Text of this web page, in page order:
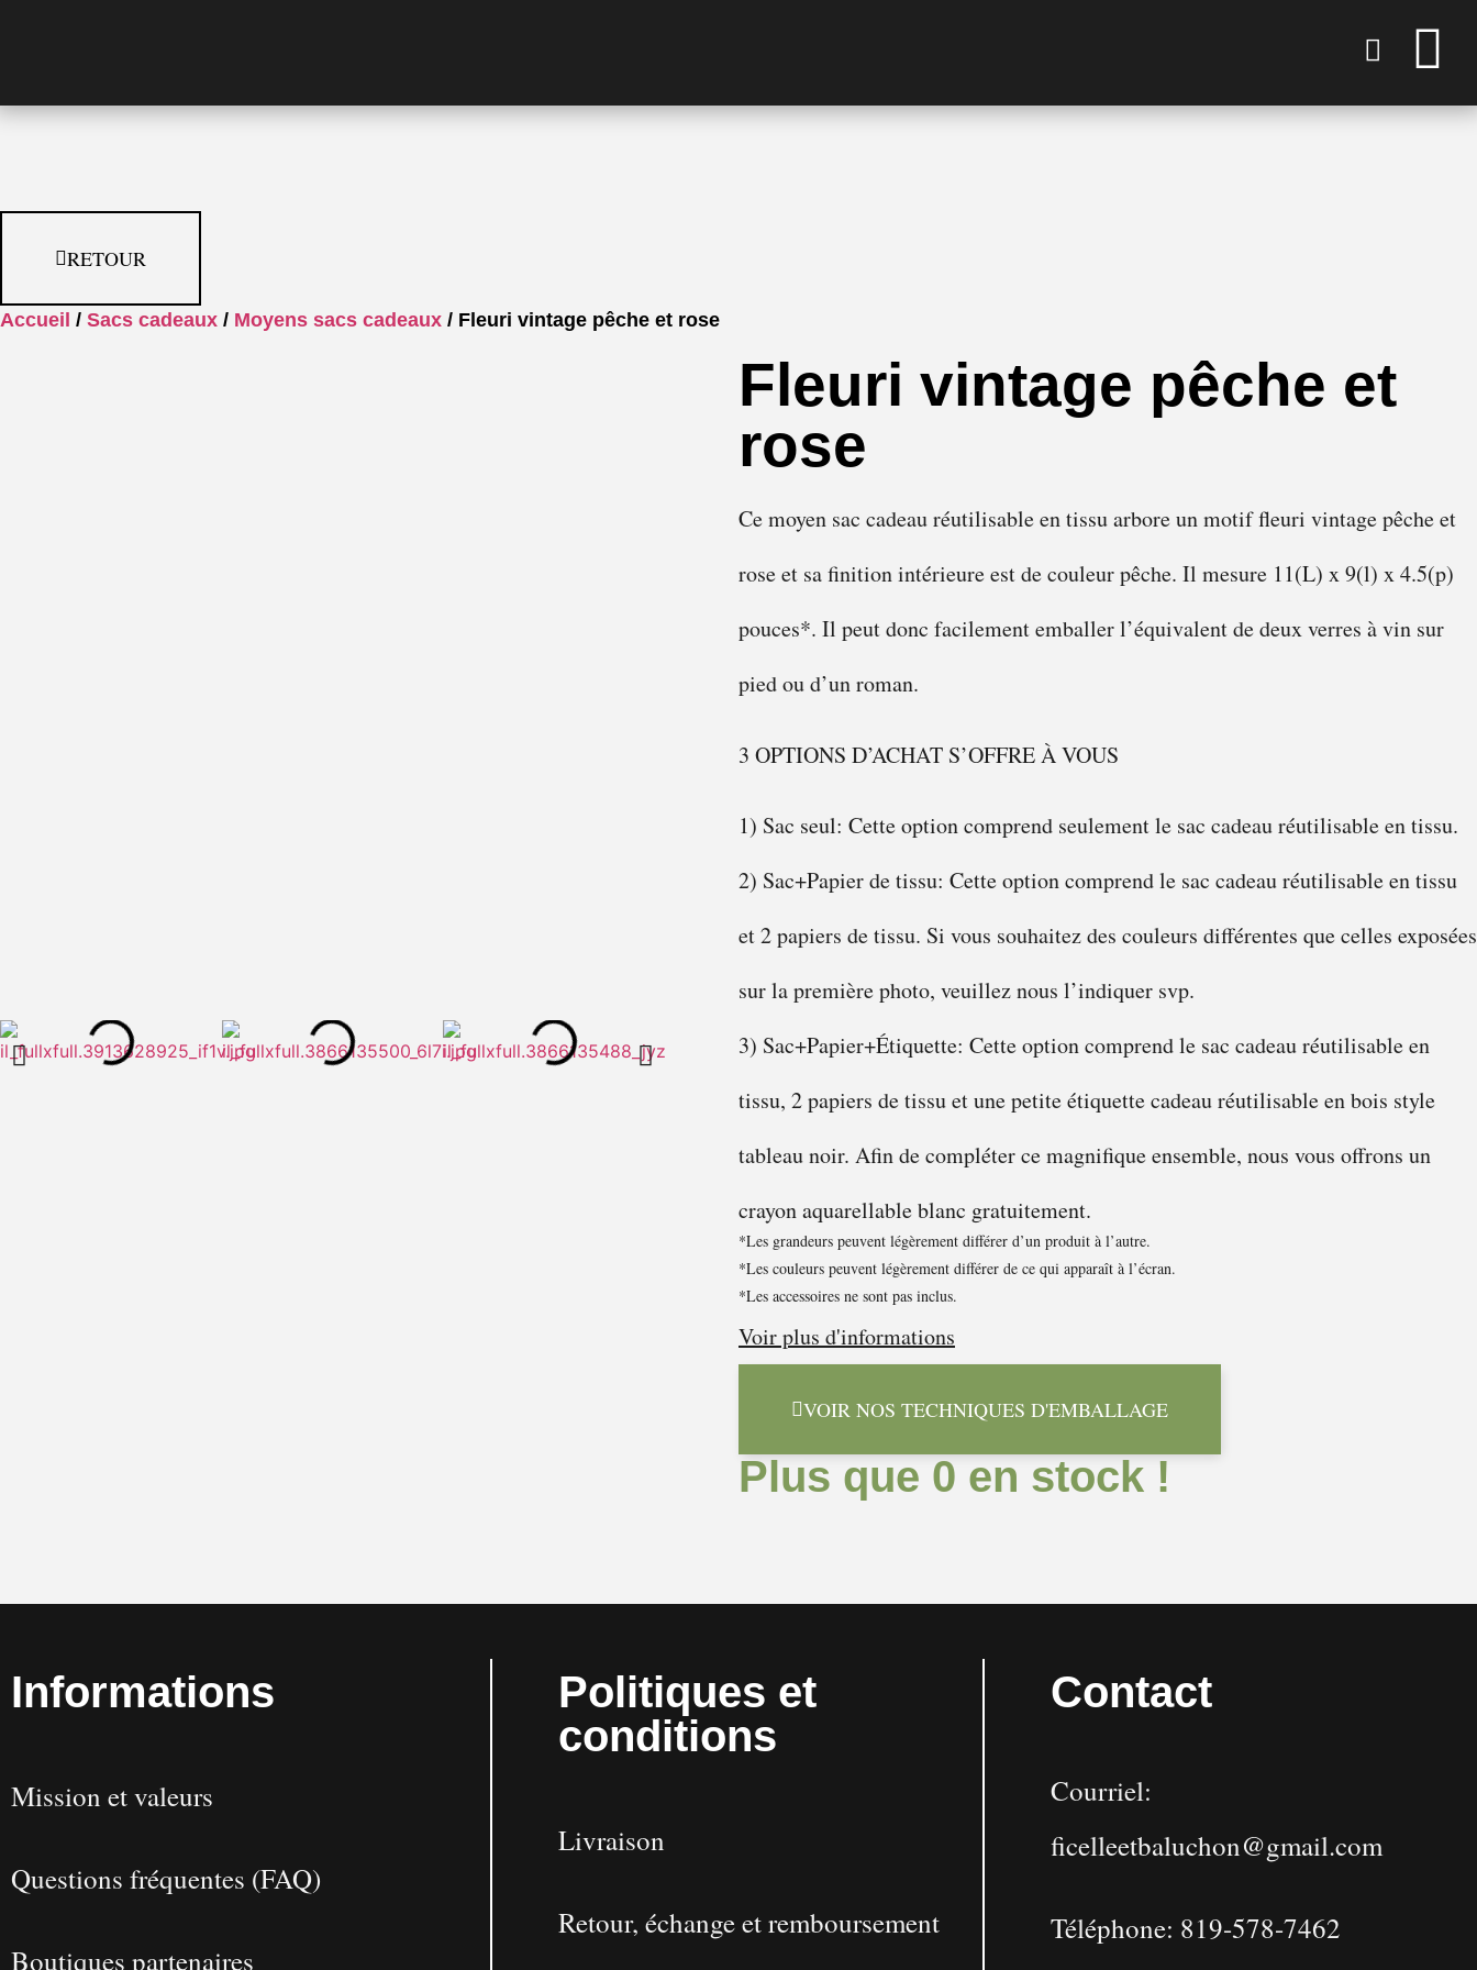
RETOUR
Accueil / Sacs cadeaux / Moyens sacs cadeaux / Fleuri vintage pêche et rose
Fleuri vintage pêche et
rose
Ce moyen sac cadeau réutilisable en tissu arbore un motif fleuri vintage pêche et
rose et sa finition intérieure est de couleur pêche. Il mesure 11(L) x 9(l) x 4.5(p)
pouces*. Il peut donc facilement emballer l’équivalent de deux verres à vin sur
pied ou d’un roman.
3 OPTIONS D’ACHAT S’OFFRE À VOUS
1) Sac seul: Cette option comprend seulement le sac cadeau réutilisable en tissu.
2) Sac+Papier de tissu: Cette option comprend le sac cadeau réutilisable en tissu
et 2 papiers de tissu. Si vous souhaitez des couleurs différentes que celles exposées
sur la première photo, veuillez nous l’indiquer svp.
3) Sac+Papier+Étiquette: Cette option comprend le sac cadeau réutilisable en
tissu, 2 papiers de tissu et une petite étiquette cadeau réutilisable en bois style
tableau noir. Afin de compléter ce magnifique ensemble, nous vous offrons un
crayon aquarellable blanc gratuitement.
*Les grandeurs peuvent légèrement différer d’un produit à l’autre.
*Les couleurs peuvent légèrement différer de ce qui apparaît à l’écran.
*Les accessoires ne sont pas inclus.
Voir plus d'informations
VOIR NOS TECHNIQUES D'EMBALLAGE
Plus que 0 en stock !
Informations
Mission et valeurs
Questions fréquentes (FAQ)
Boutiques partenaires
Politiques et
conditions
Livraison
Retour, échange et remboursement
Contact
Courriel:
ficelleetbaluchon@gmail.com
Téléphone: 819-578-7462